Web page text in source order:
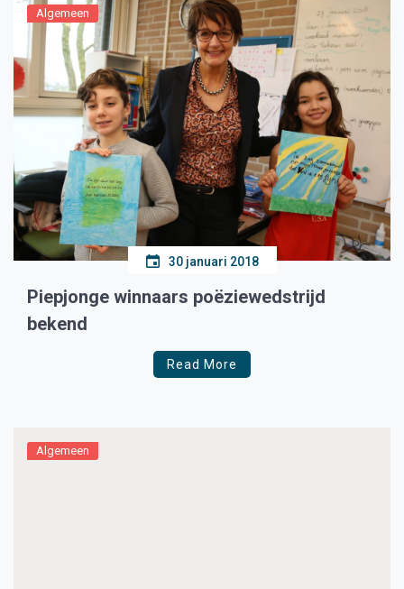
Algemeen
30 januari 2018
Piepjonge winnaars poëziewedstrijd
bekend
Read More
Algemeen